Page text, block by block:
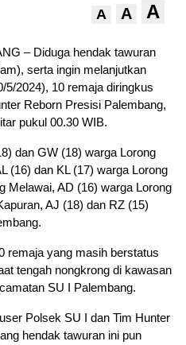
A A A
– Diduga hendak tawuran
serta ingin melanjutkan
5/2024), 10 remaja diringkus
Reborn Presisi Palembang,
pukul 00.30 WIB.
dan GW (18) warga Lorong
(16) dan KL (17) warga Lorong
Melawai, AD (16) warga Lorong
AJ (18) dan RZ (15)
remaja yang masih berstatus
tengah nongkrong di kawasan
SU I Palembang.
Polsek SU I dan Tim Hunter
hendak tawuran ini pun